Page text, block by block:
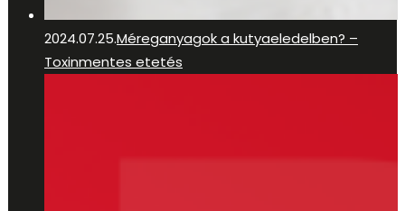
2024.07.25.Méreganyagok a kutyaeledelben? –
Toxinmentes etetés